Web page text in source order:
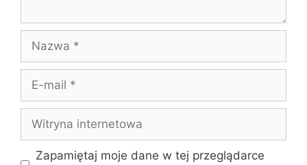
Nazwa
Witryna
internetowa
Zapamiętaj moje dane w tej przeglądarce